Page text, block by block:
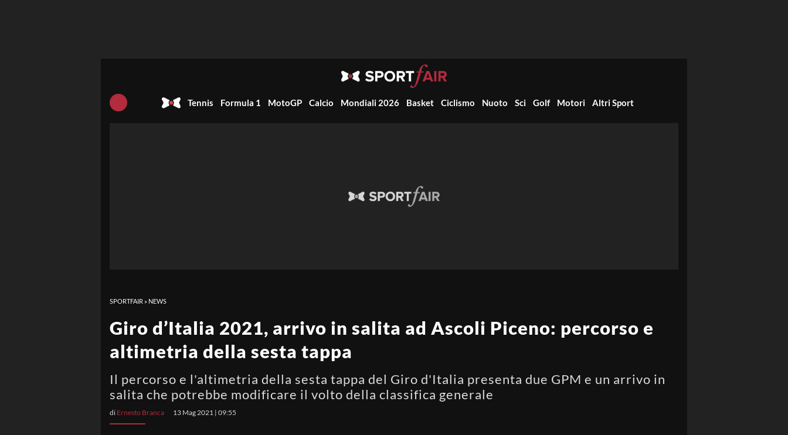
Tennis Formula 1 MotoGP Calcio Mondiali 2026 Basket Ciclismo Nuoto Sci Golf Motori Altri Sport
SPORTFAIR » NEWS
Giro d’Italia 2021, arrivo in salita ad Ascoli Piceno: percorso e
altimetria della sesta tappa
Il percorso e l'altimetria della sesta tappa del Giro d'Italia presenta due GPM e un arrivo in
salita che potrebbe modificare il volto della classifica generale
di Ernesto Branca 13 Mag 2021 | 09:55